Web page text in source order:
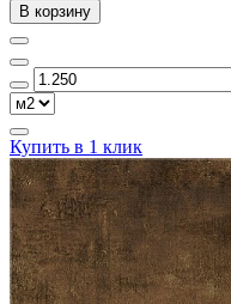
В корзину
Купить в 1 клик